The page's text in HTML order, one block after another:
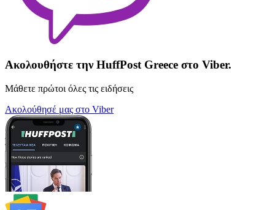
Ακολουθήστε την HuffPost Greece στο Viber.
Μάθετε πρώτοι όλες τις ειδήσεις
Ακολούθησέ μας στο Viber